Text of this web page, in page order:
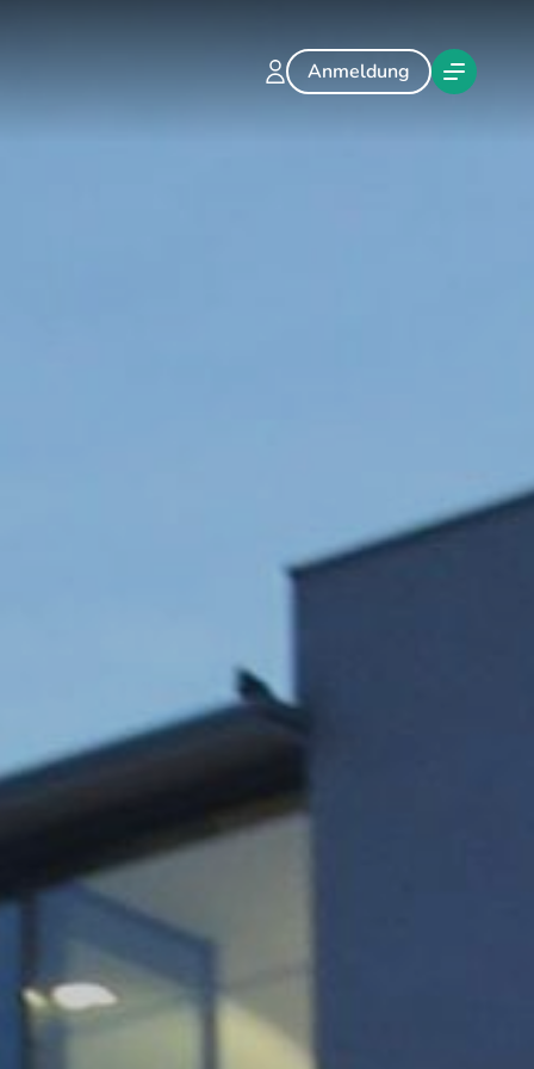
Anmeldung